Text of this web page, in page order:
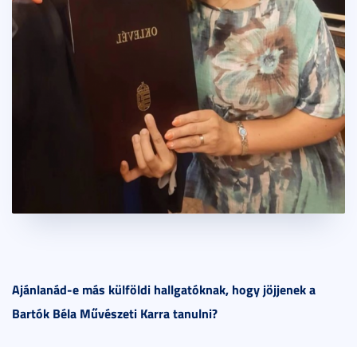
Ajánlanád-e más külföldi hallgatóknak, hogy jöjjenek a
Bartók Béla Művészeti Karra tanulni?